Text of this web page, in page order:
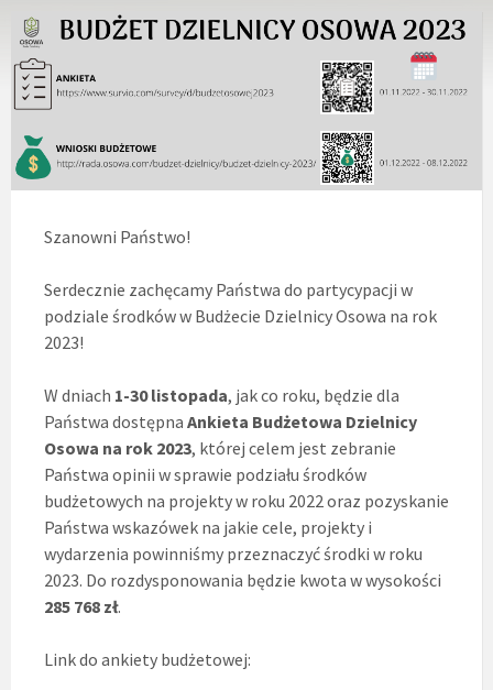
Szanowni Państwo!
Serdecznie zachęcamy Państwa do partycypacji w
podziale środków w Budżecie Dzielnicy Osowa na rok
2023!
W dniach 1-30 listopada, jak co roku, będzie dla
Państwa dostępna Ankieta Budżetowa Dzielnicy
Osowa na rok 2023, której celem jest zebranie
Państwa opinii w sprawie podziału środków
budżetowych na projekty w roku 2022 oraz pozyskanie
Państwa wskazówek na jakie cele, projekty i
wydarzenia powinniśmy przeznaczyć środki w roku
2023. Do rozdysponowania będzie kwota w wysokości
285 768 zł.
Link do ankiety budżetowej: